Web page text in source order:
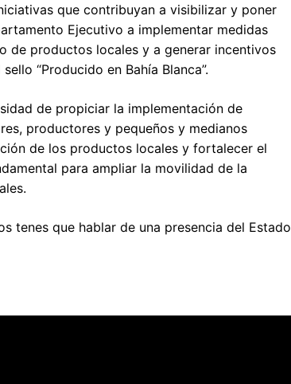
que contribuyan a visibilizar y poner
Ejecutivo a implementar medidas
de productos locales y a generar incentivos
“Producido en Bahía Blanca”.
de propiciar la implementación de
productores y pequeños y medianos
de los productos locales y fortalecer el
para ampliar la movilidad de la
tenes que hablar de una presencia del Estado